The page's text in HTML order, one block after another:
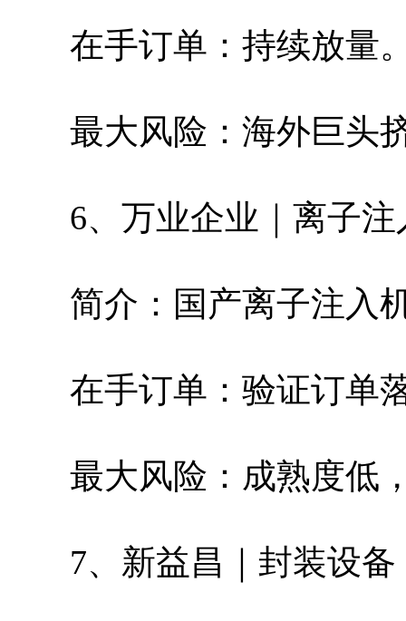
在手订单：持续放量
最大风险：海外巨头
6、万业企业｜离子注
简介：国产离子注入
在手订单：验证订单
最大风险：成熟度低
7、新益昌｜封装设备